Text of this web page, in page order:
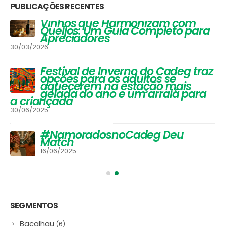
PUBLICAÇÕES RECENTES
Vinhos que Harmonizam com
Queijos: Um Guia Completo para
Apreciadores
30/03/2026
Festival de Inverno do Cadeg traz
opções para os adultos se
aquecerem na estação mais
gelada do ano e um arraiá para
a criançada
30/06/2025
#NamoradosnoCadeg Deu
Match
16/06/2025
SEGMENTOS
Bacalhau (6)